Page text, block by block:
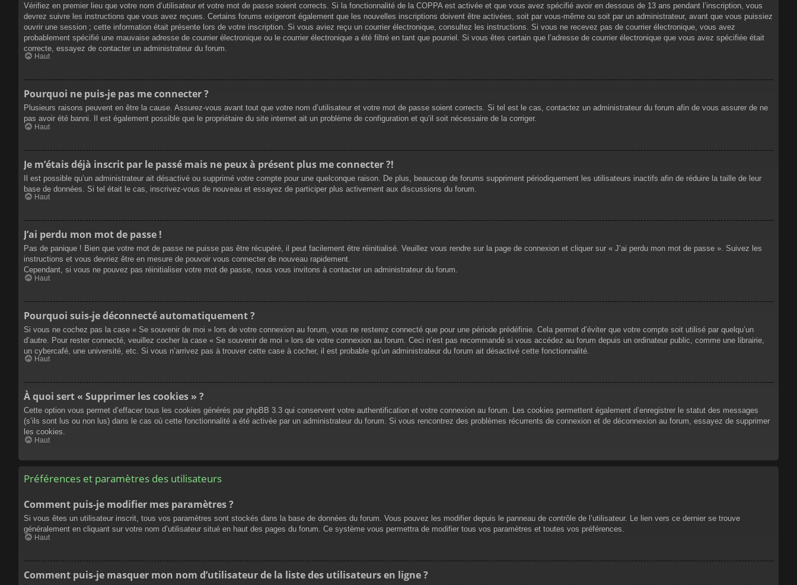
Vérifiez en premier lieu que votre nom d’utilisateur et votre mot de passe soient corrects. Si la fonctionnalité de la COPPA est activée et que vous avez spécifié avoir en dessous de 13 ans pendant l’inscription, vous
devrez suivre les instructions que vous avez reçues. Certains forums exigeront également que les nouvelles inscriptions doivent être activées, soit par vous-même ou soit par un administrateur, avant que vous puissiez
ouvrir une session ; cette information était présente lors de votre inscription. Si vous aviez reçu un courrier électronique, consultez les instructions. Si vous ne recevez pas de courrier électronique, vous avez
probablement spécifié une mauvaise adresse de courrier électronique ou le courrier électronique a été filtré en tant que pourriel. Si vous êtes certain que l’adresse de courrier électronique que vous avez spécifiée était
correcte, essayez de contacter un administrateur du forum.
Haut
Pourquoi ne puis-je pas me connecter ?
Plusieurs raisons peuvent en être la cause. Assurez-vous avant tout que votre nom d’utilisateur et votre mot de passe soient corrects. Si tel est le cas, contactez un administrateur du forum afin de vous assurer de ne
pas avoir été banni. Il est également possible que le propriétaire du site internet ait un problème de configuration et qu’il soit nécessaire de la corriger.
Haut
Je m’étais déjà inscrit par le passé mais ne peux à présent plus me connecter ?!
Il est possible qu’un administrateur ait désactivé ou supprimé votre compte pour une quelconque raison. De plus, beaucoup de forums suppriment périodiquement les utilisateurs inactifs afin de réduire la taille de leur
base de données. Si tel était le cas, inscrivez-vous de nouveau et essayez de participer plus activement aux discussions du forum.
Haut
J’ai perdu mon mot de passe !
Pas de panique ! Bien que votre mot de passe ne puisse pas être récupéré, il peut facilement être réinitialisé. Veuillez vous rendre sur la page de connexion et cliquer sur « J’ai perdu mon mot de passe ». Suivez les
instructions et vous devriez être en mesure de pouvoir vous connecter de nouveau rapidement.
Cependant, si vous ne pouvez pas réinitialiser votre mot de passe, nous vous invitons à contacter un administrateur du forum.
Haut
Pourquoi suis-je déconnecté automatiquement ?
Si vous ne cochez pas la case « Se souvenir de moi » lors de votre connexion au forum, vous ne resterez connecté que pour une période prédéfinie. Cela permet d’éviter que votre compte soit utilisé par quelqu’un
d’autre. Pour rester connecté, veuillez cocher la case « Se souvenir de moi » lors de votre connexion au forum. Ceci n’est pas recommandé si vous accédez au forum depuis un ordinateur public, comme une librairie,
un cybercafé, une université, etc. Si vous n’arrivez pas à trouver cette case à cocher, il est probable qu’un administrateur du forum ait désactivé cette fonctionnalité.
Haut
À quoi sert « Supprimer les cookies » ?
Cette option vous permet d’effacer tous les cookies générés par phpBB 3.3 qui conservent votre authentification et votre connexion au forum. Les cookies permettent également d’enregistrer le statut des messages
(s’ils sont lus ou non lus) dans le cas où cette fonctionnalité a été activée par un administrateur du forum. Si vous rencontrez des problèmes récurrents de connexion et de déconnexion au forum, essayez de supprimer
les cookies.
Haut
Préférences et paramètres des utilisateurs
Comment puis-je modifier mes paramètres ?
Si vous êtes un utilisateur inscrit, tous vos paramètres sont stockés dans la base de données du forum. Vous pouvez les modifier depuis le panneau de contrôle de l’utilisateur. Le lien vers ce dernier se trouve
généralement en cliquant sur votre nom d’utilisateur situé en haut des pages du forum. Ce système vous permettra de modifier tous vos paramètres et toutes vos préférences.
Haut
Comment puis-je masquer mon nom d’utilisateur de la liste des utilisateurs en ligne ?